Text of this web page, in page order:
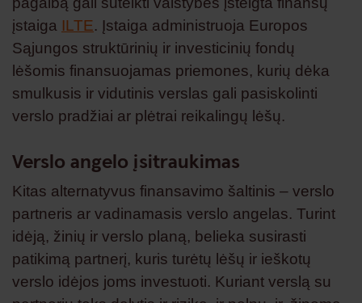
įstaiga ILTE. Įstaiga administruoja Europos
Sąjungos struktūrinių ir investicinių fondų
lėšomis finansuojamas priemones, kurių dėka
smulkusis ir vidutinis verslas gali pasiskolinti
verslo pradžiai ar plėtrai reikalingų lėšų.
Verslo angelo įsitraukimas
Kitas alternatyvus finansavimo šaltinis – verslo
partneris ar vadinamasis verslo angelas. Turint
idėją, žinių ir verslo planą, belieka susirasti
patikimą partnerį, kuris turėtų lėšų ir ieškotų
verslo idėjos joms investuoti. Kuriant verslą su